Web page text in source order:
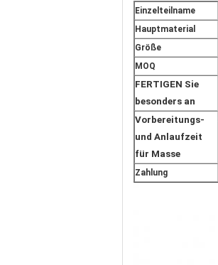
Einzelteilname
Hauptmaterial
Größe
MOQ
FERTIGEN Sie
besonders an
Vorbereitungs-
und Anlaufzeit
für Masse
Zahlung